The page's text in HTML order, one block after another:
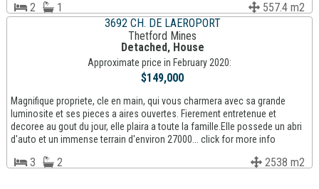
2 1
557.4 m2
3692 CH. DE LAEROPORT
Thetford Mines
Detached, House
Approximate price in February 2020:
$149,000
Magnifique propriete, cle en main, qui vous charmera avec sa grande
luminosite et ses pieces a aires ouvertes. Fierement entretenue et
decoree au gout du jour, elle plaira a toute la famille.Elle possede un abri
d'auto et un immense terrain d'environ 27000... click for more info
3 2 2538 m2